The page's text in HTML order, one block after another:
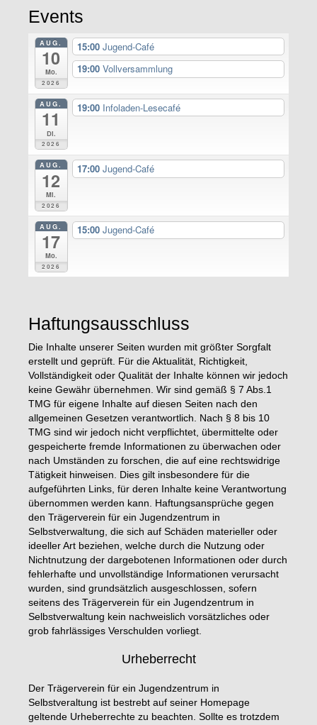
Events
AUG.
10
Mo.
2026
15:00 Jugend-Café
19:00 Vollversammlung
AUG.
11
Di.
2026
19:00 Infoladen-Lesecafé
AUG.
12
Mi.
2026
17:00 Jugend-Café
AUG.
17
Mo.
2026
15:00 Jugend-Café
Haftungsausschluss
Die Inhalte unserer Seiten wurden mit größter Sorgfalt
erstellt und geprüft. Für die Aktualität, Richtigkeit,
Vollständigkeit oder Qualität der Inhalte können wir jedoch
keine Gewähr übernehmen. Wir sind gemäß § 7 Abs.1
TMG für eigene Inhalte auf diesen Seiten nach den
allgemeinen Gesetzen verantwortlich. Nach § 8 bis 10
TMG sind wir jedoch nicht verpflichtet, übermittelte oder
gespeicherte fremde Informationen zu überwachen oder
nach Umständen zu forschen, die auf eine rechtswidrige
Tätigkeit hinweisen. Dies gilt insbesondere für die
aufgeführten Links, für deren Inhalte keine Verantwortung
übernommen werden kann. Haftungsansprüche gegen
den Trägerverein für ein Jugendzentrum in
Selbstverwaltung, die sich auf Schäden materieller oder
ideeller Art beziehen, welche durch die Nutzung oder
Nichtnutzung der dargebotenen Informationen oder durch
fehlerhafte und unvollständige Informationen verursacht
wurden, sind grundsätzlich ausgeschlossen, sofern
seitens des Trägerverein für ein Jugendzentrum in
Selbstverwaltung kein nachweislich vorsätzliches oder
grob fahrlässiges Verschulden vorliegt.
Urheberrecht
Der Trägerverein für ein Jugendzentrum in
Selbstveraltung ist bestrebt auf seiner Homepage
geltende Urheberrechte zu beachten. Sollte es trotzdem